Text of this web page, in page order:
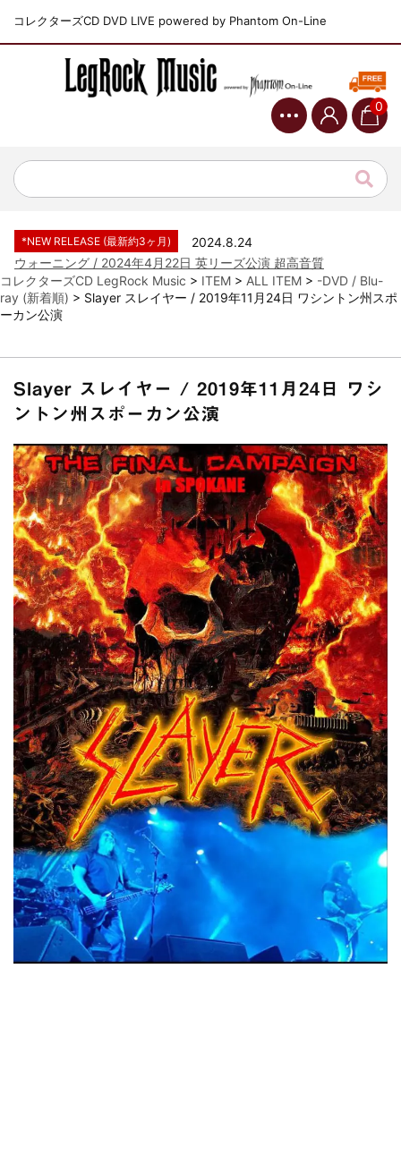
コレクターズCD DVD LIVE powered by Phantom On-Line
0
ジャーニー / 1979年5月8+9日 コロラド州 2公演 SBD 完全収録！
*NEW RELEASE (最新約3ヶ月)
2024.11.9
*NEW RELEASE (最新約3ヶ月)
2024.8.24
ウォーニング / 2024年4月22日 英リーズ公演 超高音質
IEM+Aud！
*NEW RELEASE (最新約3ヶ月)
2024.6.24
ビリー・ジョエル / 2024年3月24日 100Aniv. 米M.S.G公演 完全
リアム・ギャラガー / 2024年6月3日 カーディフ公演 IEM/AUD 完
全収録！
*NEW RELEASE (最新約3ヶ月)
2024.6.24
スコーピオンズ / 2024年6月15日 リスボン公演 FHD 完全収録！
*NEW RELEASE (最新約3ヶ月)
2024.6.20
マネスキン / 2024年6月9日 ドイツ ROCK AM RING 公演 FHD 完
全収録！
*NEW RELEASE (最新約3ヶ月)
2024.6.9
リアム・ギャラガー / 2024年6月1日 英国シェフィールド公演 完
全収録！
*NEW RELEASE (最新約3ヶ月)
2024.6.9
メガデス / 2023年8月4日 ドイツ W.O.A. 公演 FHD 完全収録！
*NEW RELEASE (最新約3ヶ月)
2024.6.9
ユーライア・ヒープ / 2023年8月3日 ドイツ W.O.A. 公演 FHD 完
全収録！
*NEW RELEASE (最新約3ヶ月)
2024.6.9
ジャーニー / 1979年5月8+9日 コロラド州 2公演 SBD 完全収録！
*NEW RELEASE (最新約3ヶ月)
2024.11.9
NGHFB / 2024年7月28日 フジロック’24公演 超高音質AI-SBD！
*NEW RELEASE (最新約3ヶ月)
2024.8.24
ウォーニング / 2024年4月22日 英リーズ公演 超高音質
IEM+Aud！
*NEW RELEASE (最新約3ヶ月)
2024.6.24
ビリー・ジョエル / 2024年3月24日 100Aniv. 米M.S.G公演 完全
収録！
*NEW RELEASE (最新約3ヶ月)
2024.6.24
リアム・ギャラガー / 2024年6月3日 カーディフ公演 IEM/AUD 完
全収録！
*NEW RELEASE (最新約3ヶ月)
2024.6.24
コレクターズCD LegRock Music > ITEM > ALL ITEM > -DVD / Blu-
ray (新着順) > Slayer スレイヤー / 2019年11月24日 ワシントン州スポ
ーカン公演
Slayer スレイヤー / 2019年11月24日 ワシ
ントン州スポーカン公演